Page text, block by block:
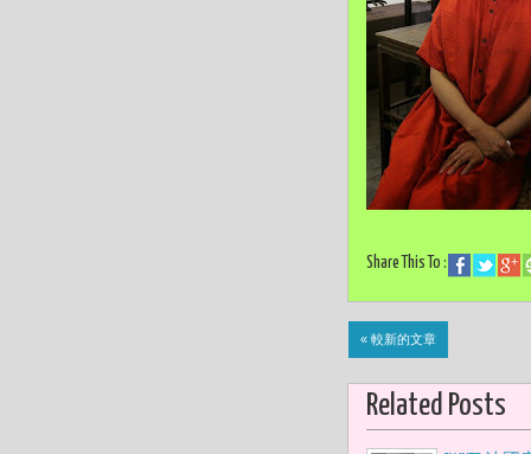
Share This To :
« 較新的文章
Related Posts